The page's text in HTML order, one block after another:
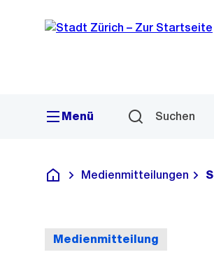
Navigation
Sprunglink
Menü Suchen
Deutsch
Medienmitteilungen
Medienmitteilung